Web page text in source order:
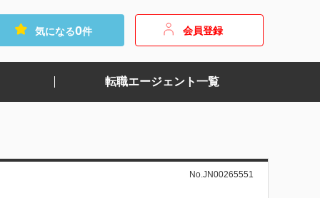
気になる0件 会員登録
転職エージェント一覧
No.JN00265551